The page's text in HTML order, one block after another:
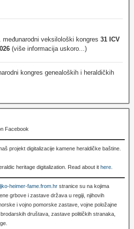
međunarodni veksilološki kongres 31 ICV
(više informacija uskoro...)
kongres genealoških i heraldičkih
Facebook
projekt digitalizacije kamene heraldičke baštine.
heritage digitalization. Read about it here
heimer-fame.from.hr stranice su na kojima
grbove i zastave država u regiji, njihovih
i vojno pomorske zastave, vojne položajne
društava, zastave političkih stranaka,